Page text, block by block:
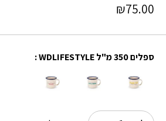
₪75.00
ספלים 350 מ"ל WDLIFESTYLE :